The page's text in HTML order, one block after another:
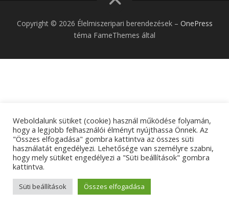
Copyright © 2026 Élelmiszeripari berendezések – OnePress
téma FameThemes által
Weboldalunk sütiket (cookie) használ működése folyamán,
hogy a legjobb felhasználói élményt nyújthassa Önnek. Az
"Összes elfogadása" gombra kattintva az összes süti
használatát engedélyezi. Lehetősége van személyre szabni,
hogy mely sütiket engedélyezi a "Süti beállítások" gombra
kattintva.
Süti beállítások Összes elfogadása